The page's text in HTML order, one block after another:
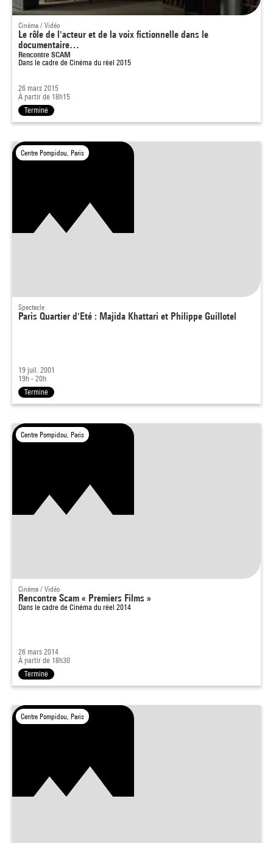
Cinéma / Vidéo
Le rôle de l'acteur et de la voix fictionnelle dans le
documentaire…
Rencontre SCAM
Dans le cadre de Cinéma du réel 2015
26 mars 2015
À partir de 18h15
Terminé
Centre Pompidou, Paris
Spectacle
Paris Quartier d'Eté : Majida Khattari et Philippe Guillotel
19 juil. 2001
19h - 20h
Terminé
Centre Pompidou, Paris
Cinéma / Vidéo
Rencontre Scam « Premiers Films »
Dans le cadre de Cinéma du réel 2014
26 mars 2014
À partir de 18h30
Terminé
Centre Pompidou, Paris